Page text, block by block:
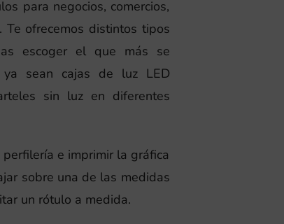
para negocios, comercios,
Te ofrecemos distintos tipos
escoger el que más se
sean cajas de luz LED
sin luz en diferentes
e imprimir la gráfica
sobre una de las medidas
un rótulo a medida.